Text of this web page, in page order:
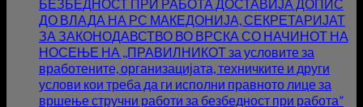
БЕЗБЕДНОСТ ПРИ РАБОТА ДОСТАВИЈА ДОПИС
ДО ВЛАДА НА РС МАКЕДОНИЈА, СЕКРЕТАРИЈАТ
ЗА ЗАКОНОДАВСТВО ВО ВРСКА СО НАЧИНОТ НА
НОСЕЊЕ НА ,,ПРАВИЛНИКОТ за условите за
вработените, организацијата, техничките и други
услови кои треба да ги исполни правното лице за
вршење стручни работи за безбедност при работа”